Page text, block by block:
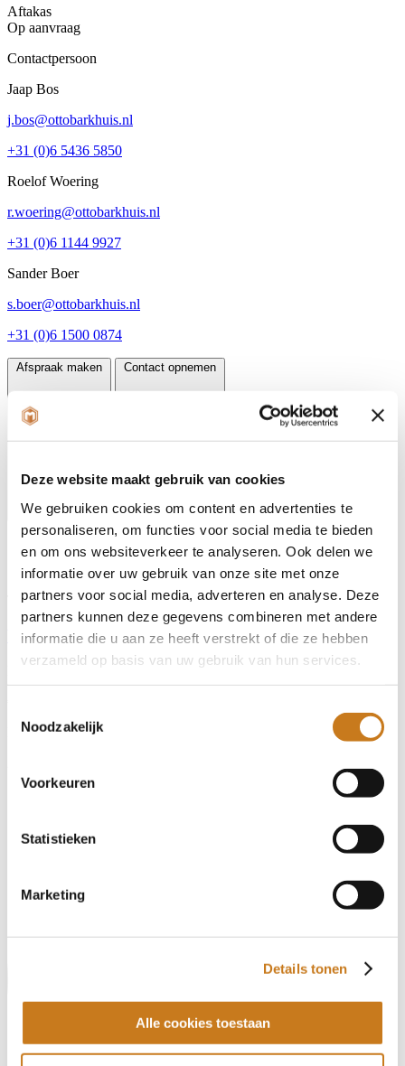
Deze website maakt gebruik van cookies
We gebruiken cookies om content en advertenties te
personaliseren, om functies voor social media te bieden
en om ons websiteverkeer te analyseren. Ook delen we
informatie over uw gebruik van onze site met onze
partners voor social media, adverteren en analyse. Deze
partners kunnen deze gegevens combineren met andere
informatie die u aan ze heeft verstrekt of die ze hebben
verzameld op basis van uw gebruik van hun services.
Noodzakelijk
Voorkeuren
Statistieken
Marketing
Details tonen
Alle cookies toestaan
Aftakas
Op aanvraag
Contactpersoon
Jaap Bos
j.bos@ottobarkhuis.nl
+31 (0)6 5436 5850
Roelof Woering
r.woering@ottobarkhuis.nl
+31 (0)6 1144 9927
Sander Boer
s.boer@ottobarkhuis.nl
+31 (0)6 1500 0874
Afspraak maken Contact opnemen
Gerelateerde advertenties
Traktoren #21398
Valtra VALTRA T194 2016
Bouwjaar